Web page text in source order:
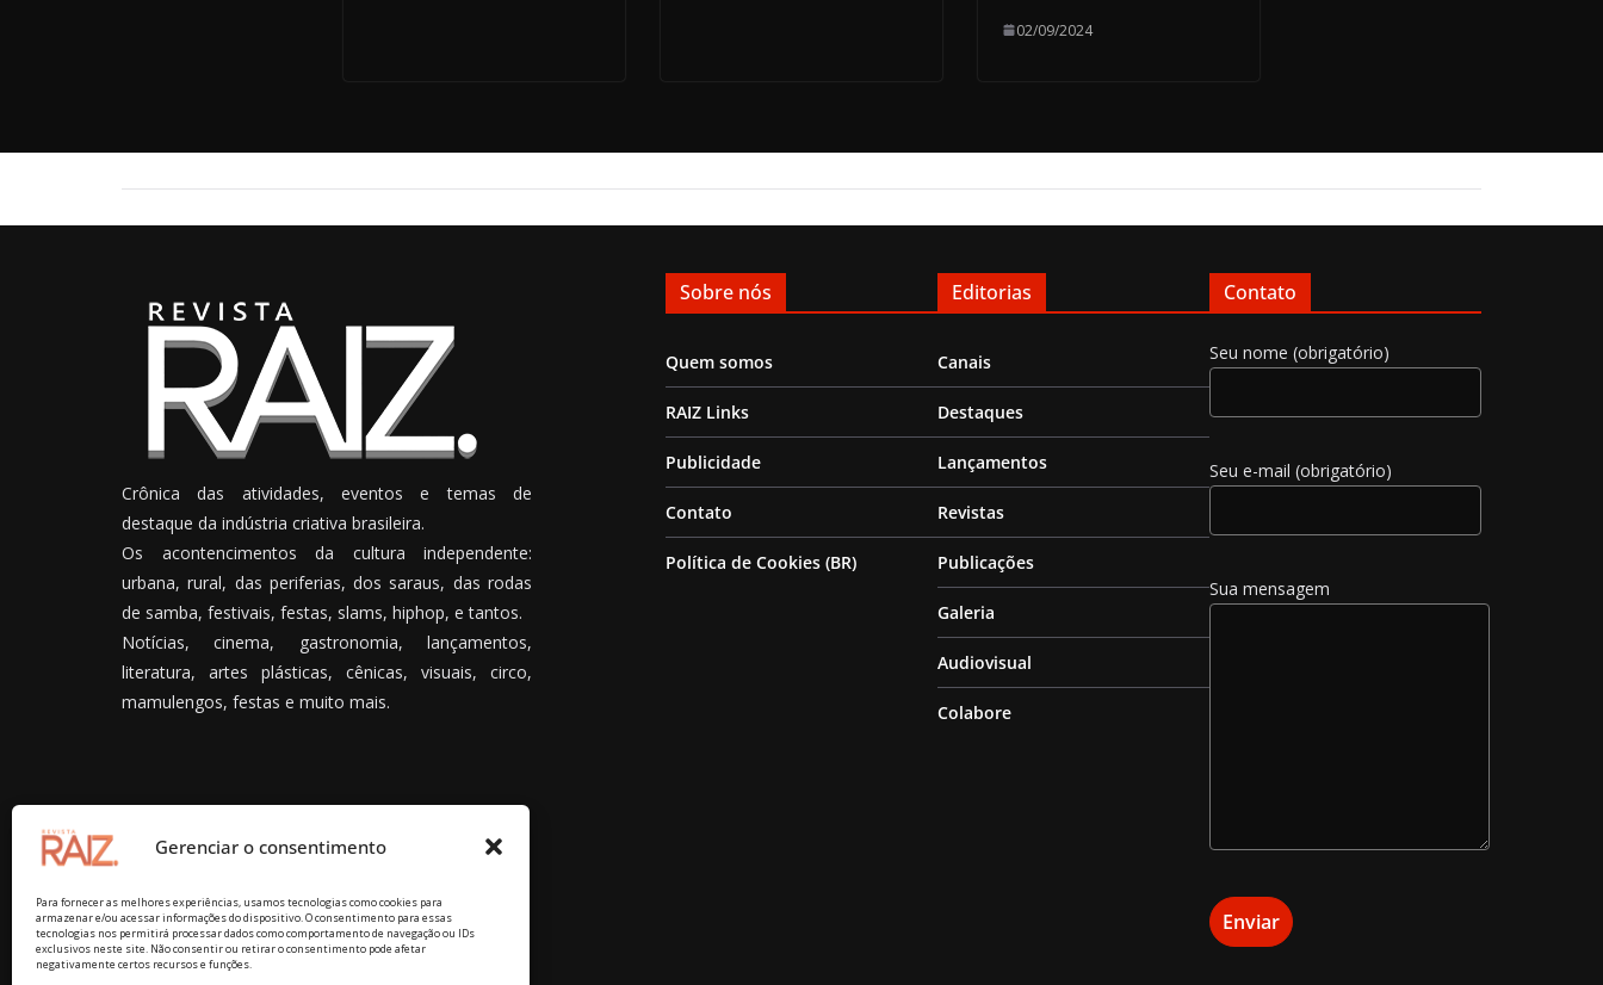
Gerenciar o consentimento
Para fornecer as melhores experiências, usamos tecnologias como cookies para
armazenar e/ou acessar informações do dispositivo. O consentimento para essas
tecnologias nos permitirá processar dados como comportamento de navegação ou IDs
exclusivos neste site. Não consentir ou retirar o consentimento pode afetar
negativamente certos recursos e funções.
02/09/2024
Crônica das atividades, eventos e temas de
destaque da indústria criativa brasileira.
Os acontencimentos da cultura independente:
urbana, rural, das periferias, dos saraus, das rodas
de samba, festivais, festas, slams, hiphop, e tantos.
Notícias, cinema, gastronomia, lançamentos,
literatura, artes plásticas, cênicas, visuais, circo,
mamulengos, festas e muito mais.
Sobre nós
Quem somos
RAIZ Links
Publicidade
Contato
Política de Cookies (BR)
Editorias
Canais
Destaques
Lançamentos
Revistas
Publicações
Galeria
Audiovisual
Colabore
Contato
Seu nome (obrigatório)
Seu e-mail (obrigatório)
Sua mensagem